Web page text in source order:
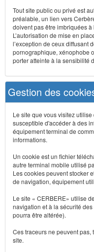
Tout site public ou privé est
préalable, un lien vers
doivent pas être imbriquées à
L’autorisation de mise en
l’exception de ceux diffusant
pornographique, xénophobe
porter atteinte à la sensibilité
Gestion des
Le site que vous visitez
susceptible d'accéder à des
équipement terminal de
informations.
Un cookie est un fichier
autre terminal mobile utilisé
Les cookies peuvent stocker
de navigation, équipement
Le site « CERBERE» utilise
navigation et à la sécurité
pourra être altérée).
Ces traceurs ne peuvent
site.